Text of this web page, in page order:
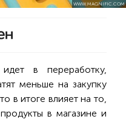
WWW.MAGNIFIC.COM
в переработку,
меньше на закупку
в итоге влияет на то,
в магазине и